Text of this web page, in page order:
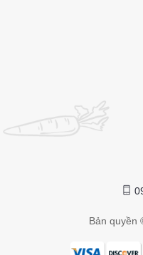
Bản quyền